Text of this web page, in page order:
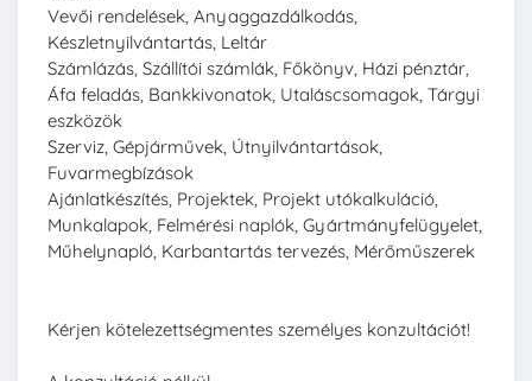
Vevői rendelések, Anyaggazdálkodás,
Készletnyilvántartás, Leltár
Számlázás, Szállítói számlák, Főkönyv, Házi pénztár,
Áfa feladás, Bankkivonatok, Utaláscsomagok, Tárgyi
eszközök
Szerviz, Gépjárművek, Útnyilvántartások,
Fuvarmegbízások
Ajánlatkészítés, Projektek, Projekt utókalkuláció,
Munkalapok, Felmérési naplók, Gyártmányfelügyelet,
Műhelynapló, Karbantartás tervezés, Mérőműszerek
Kérjen kötelezettségmentes személyes konzultációt!